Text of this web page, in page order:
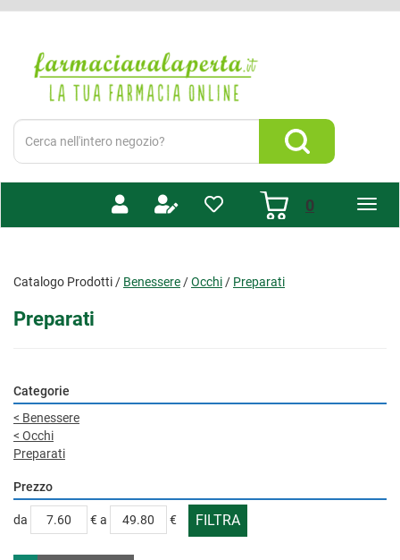
principale
Valaperta
Cerca
Prodotto
Cerca Prodotto
0prodotti
Catalogo Prodotti / Benessere /Occhi / Preparati
Preparati
Categorie
< Benessere
< Occhi
Preparati
Prezzo
filtra
da €
filtra
a €